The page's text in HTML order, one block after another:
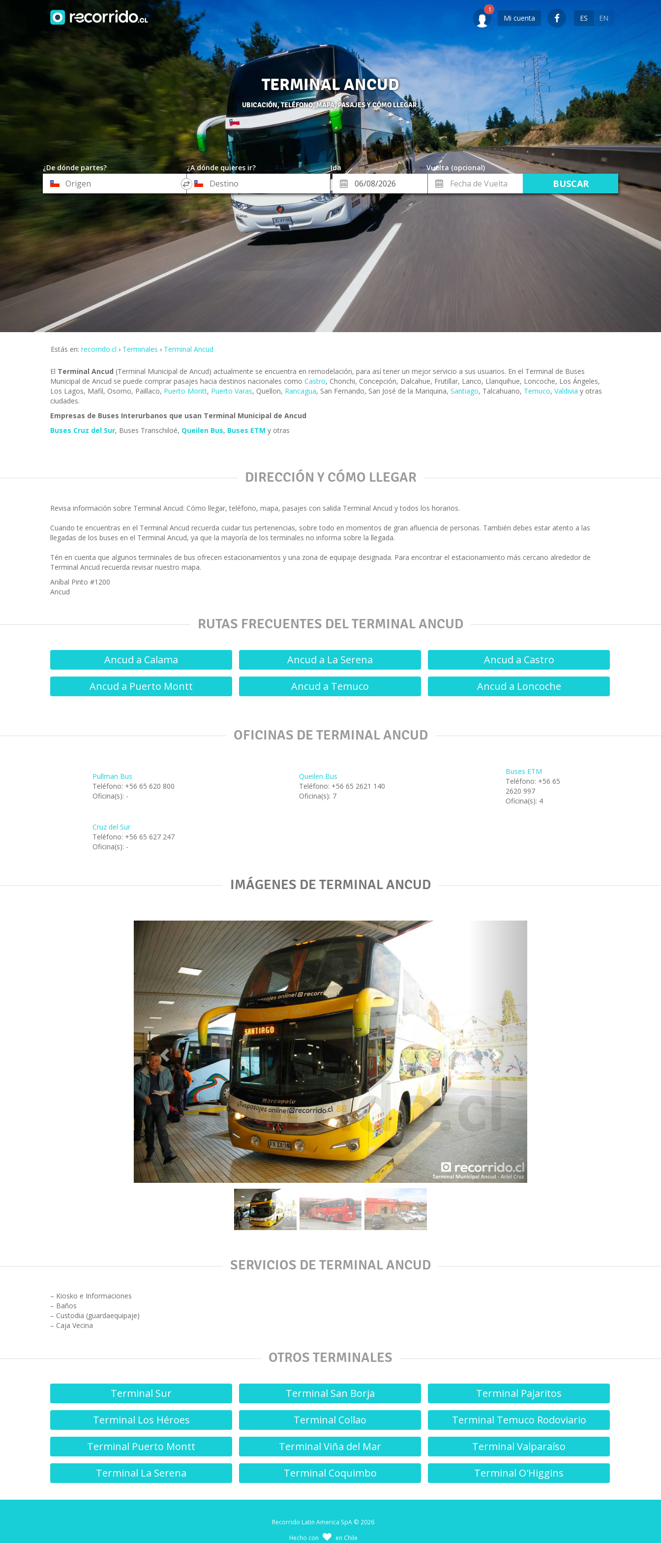
Mi cuenta ES EN
TERMINAL ANCUD
UBICACIÓN, TELÉFONO, MAPA, PASAJES Y CÓMO LLEGAR.
¿De dónde partes? ¿A dónde quieres ir? Ida
Vuelta (opcional)
Origen
*
Destino
*
Fecha
de
Ida
Fecha
de
Estás en: recorrido.cl Terminales Terminal Ancud
El Terminal Ancud (Terminal Municipal de Ancud) actualmente se encuentra en remodelación, para así tener un mejor servicio a sus usuarios. En el Terminal de Buses
Municipal de Ancud se puede comprar pasajes hacia destinos nacionales como Castro, Chonchi, Concepción, Dalcahue, Frutillar, Lanco, Llanquihue, Loncoche, Los Ángeles,
Los Lagos, Mafil, Osorno, Paillaco, Puerto Montt, Puerto Varas, Quellon, Rancagua, San Fernando, San José de la Mariquina, Santiago, Talcahuano, Temuco, Valdivia y otras
ciudades.
Empresas de Buses Interurbanos que usan Terminal Municipal de Ancud
Buses Cruz del Sur, Buses Transchiloé, Queilen Bus, Buses ETM y otras
DIRECCIÓN Y CÓMO LLEGAR
Revisa información sobre Terminal Ancud: Cómo llegar, teléfono, mapa, pasajes con salida Terminal Ancud y todos los horarios.
Cuando te encuentras en el Terminal Ancud recuerda cuidar tus pertenencias, sobre todo en momentos de gran afluencia de personas. También debes estar atento a las
llegadas de los buses en el Terminal Ancud, ya que la mayoría de los terminales no informa sobre la llegada.
Tén en cuenta que algunos terminales de bus ofrecen estacionamientos y una zona de equipaje designada. Para encontrar el estacionamiento más cercano alrededor de
Terminal Ancud recuerda revisar nuestro mapa.
Aníbal Pinto #1200
Ancud
RUTAS FRECUENTES DEL TERMINAL ANCUD
Ancud a Calama Ancud a La Serena
Ancud a Castro
Ancud a Puerto Montt
Ancud a Temuco Ancud a Loncoche
OFICINAS DE TERMINAL ANCUD
Pullman Bus
Teléfono: +56 65 620 800
Oficina(s): -
Queilen Bus
Teléfono: +56 65 2621 140
Oficina(s): 7
Buses ETM
Teléfono: +56 65
2620 997
Oficina(s): 4
Cruz del Sur
Teléfono: +56 65 627 247
Oficina(s): -
IMÁGENES DE TERMINAL ANCUD
SERVICIOS DE TERMINAL ANCUD
– Kiosko e Informaciones
– Baños
– Custodia (guardaequipaje)
– Caja Vecina
OTROS TERMINALES
Terminal Sur Terminal San Borja
Terminal Pajaritos
Terminal Los Héroes
Terminal Collao
Terminal Temuco Rodoviario
Terminal Puerto Montt
Terminal Viña del Mar
Terminal Valparaíso
Terminal La Serena
Terminal Coquimbo Terminal O'Higgins
Recorrido Latin America SpA © 2026
Hecho con en Chile